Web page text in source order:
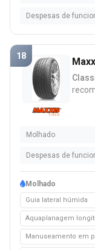
18
Molhado
Molhado
Guia lateral húmida
Aquaplanagem
Manuseamento em